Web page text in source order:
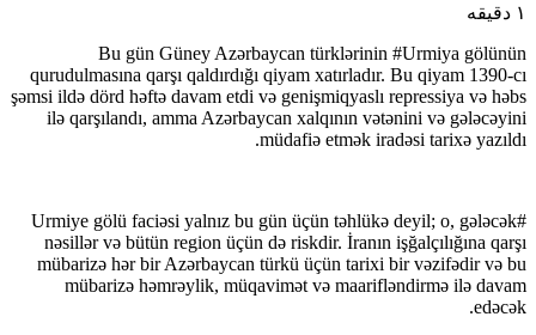
۱ دقیقه
Bu gün Güney Azərbaycan türklərinin #Urmiya gölünün
qurudulmasına qarşı qaldırdığı qiyam xatırladır. Bu qiyam 1390-cı
şəmsi ildə dörd həftə davam etdi və genişmiqyaslı repressiya və həbs
ilə qarşılandı, amma Azərbaycan xalqının vətənini və gələcəyini
müdafiə etmək iradəsi tarixə yazıldı.
#Urmiye gölü faciəsi yalnız bu gün üçün təhlükə deyil; o, gələcək
nəsillər və bütün region üçün də riskdir. İranın işğalçılığına qarşı
mübarizə hər bir Azərbaycan türkü üçün tarixi bir vəzifədir və bu
mübarizə həmrəylik, müqavimət və maarifləndirmə ilə davam
edəcək.